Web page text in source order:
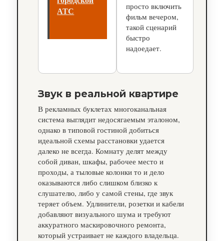
АТС
просто включить
фильм вечером,
такой сценарий
быстро
надоедает.
Звук в реальной квартире
В рекламных буклетах многоканальная
система выглядит недосягаемым эталоном,
однако в типовой гостиной добиться
идеальной схемы расстановки удается
далеко не всегда. Комнату делят между
собой диван, шкафы, рабочее место и
проходы, а тыловые колонки то и дело
оказываются либо слишком близко к
слушателю, либо у самой стены, где звук
теряет объем. Удлинители, розетки и кабели
добавляют визуального шума и требуют
аккуратного маскировочного ремонта,
который устраивает не каждого владельца.